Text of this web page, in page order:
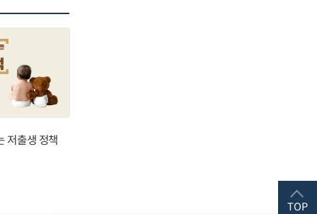
저출생 정책
TOP